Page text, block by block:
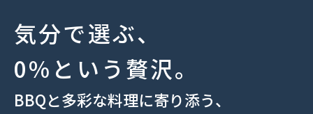
気分で選ぶ、
0%という贅沢。
BBQと多彩な料理に寄り添う、